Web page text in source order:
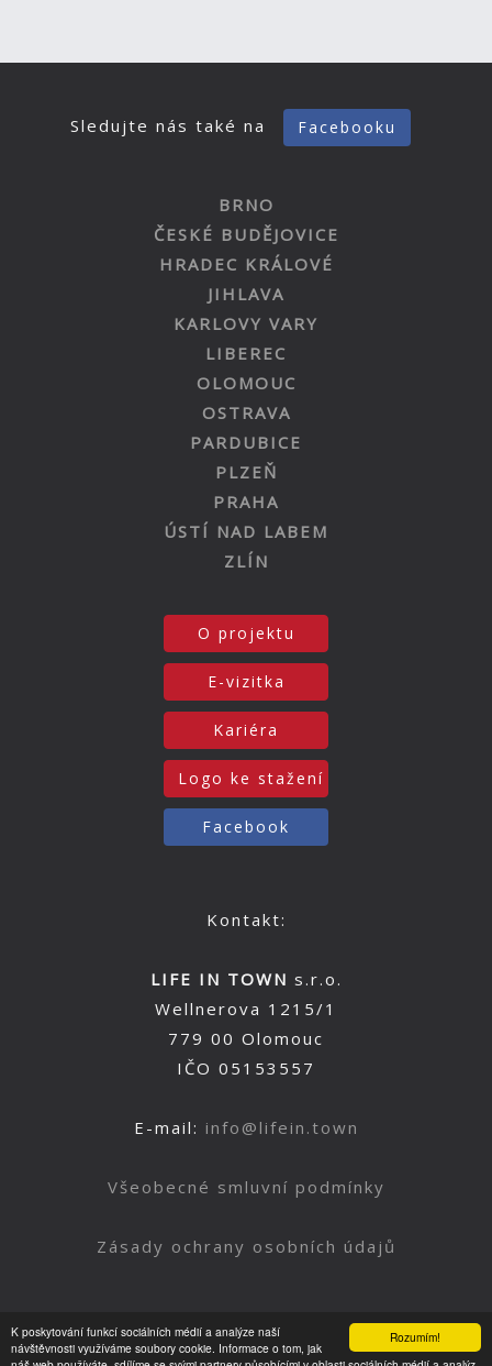
Rozumím!
K poskytování funkcí sociálních médií a analýze naší
návštěvnosti využíváme soubory cookie. Informace o tom, jak
Sledujte nás také na Facebooku
BRNO
ČESKÉ BUDĚJOVICE
HRADEC KRÁLOVÉ
JIHLAVA
KARLOVY VARY
LIBEREC
OLOMOUC
OSTRAVA
PARDUBICE
PLZEŇ
PRAHA
ÚSTÍ NAD LABEM
ZLÍN
O projektu
E-vizitka
Kariéra
Logo ke stažení
Facebook
Kontakt:
LIFE IN TOWN s.r.o.
Wellnerova 1215/1
779 00 Olomouc
IČO 05153557
E-mail: info@lifein.town
Všeobecné smluvní podmínky
Zásady ochrany osobních údajů
Nahoru